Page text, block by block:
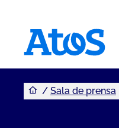
Usted se
Sala de prensa